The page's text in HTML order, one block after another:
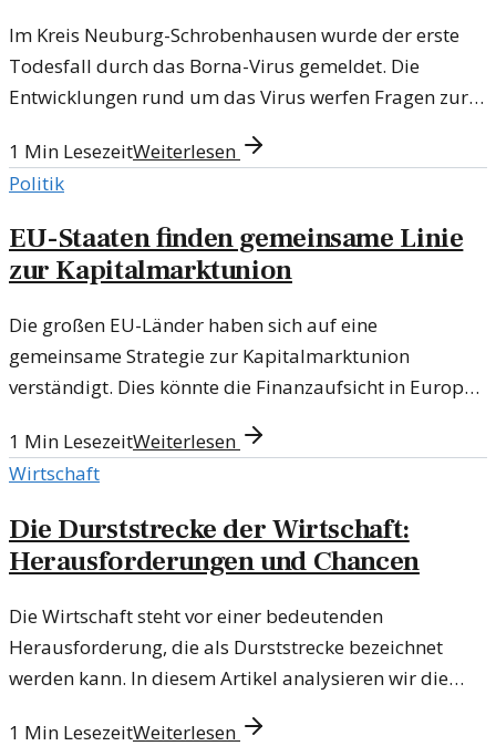
Im Kreis Neuburg-Schrobenhausen wurde der erste
Todesfall durch das Borna-Virus gemeldet. Die
Entwicklungen rund um das Virus werfen Fragen zur
1 Min LesezeitWeiterlesen
Politik
EU-Staaten finden gemeinsame Linie
zur Kapitalmarktunion
Die großen EU-Länder haben sich auf eine
gemeinsame Strategie zur Kapitalmarktunion
verständigt. Dies könnte die Finanzaufsicht in Europa
1 Min LesezeitWeiterlesen
Wirtschaft
Die Durststrecke der Wirtschaft:
Herausforderungen und Chancen
Die Wirtschaft steht vor einer bedeutenden
Herausforderung, die als Durststrecke bezeichnet
werden kann. In diesem Artikel analysieren wir die
1 Min LesezeitWeiterlesen